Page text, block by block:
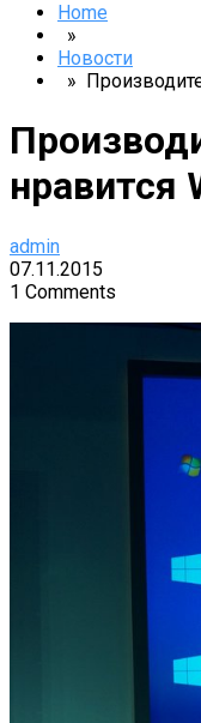
Home
»
Новости
»
нравится
admin
07.11.2015
1 Comments